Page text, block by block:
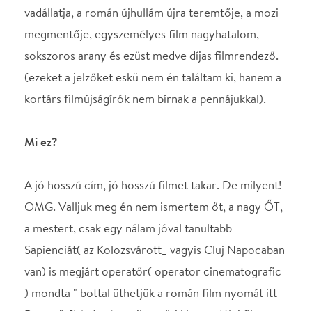
A jó hosszú cím, jó hosszú filmet takar. De milyent!
a mestert, csak egy nálam jóval tanultabb
Sapienciát( az Kolozsvárott_ vagyis Cluj Napocaban
van) is megjárt operatőr( operator cinematografic
) mondta " bottal üthetjük a román film nyomát itt
trikolórt, az NFI kupolájára végre?!].
magasztalóktól inkább:
" Főhősünk Angela (Ilinca Manolache) egy filmes
cég produkciós asszisztense, aki Bukarestben
autózva keres fel alanyokat egy munkahelyi
balesetekről szóló anyaghoz. "